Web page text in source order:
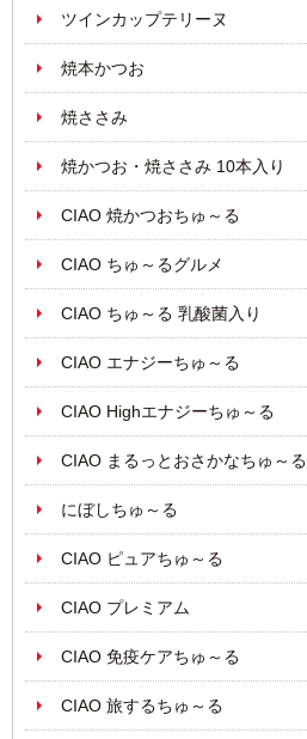
ツインカップテリーヌ
焼本かつお
焼ささみ
焼かつお・焼ささみ 10本入り
CIAO 焼かつおちゅ～る
CIAO ちゅ～るグルメ
CIAO ちゅ～る 乳酸菌入り
CIAO エナジーちゅ～る
CIAO Highエナジーちゅ～る
CIAO まるっとおさかなちゅ～る
にぼしちゅ～る
CIAO ピュアちゅ～る
CIAO プレミアム
CIAO 免疫ケアちゅ～る
CIAO 旅するちゅ～る